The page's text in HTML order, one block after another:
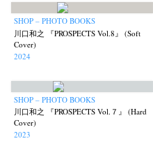
News Exhibition Members
Terms & Privacy Policy
SHOP – PHOTO BOOKS
川口和之 『PROSPECTS Vol.8』 (Soft
Cover)
2024
SHOP – PHOTO BOOKS
川口和之 『PROSPECTS Vol.７』 (Hard
Cover)
2023